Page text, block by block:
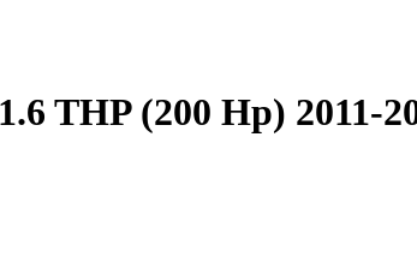
THP (200 Hp) 2011-